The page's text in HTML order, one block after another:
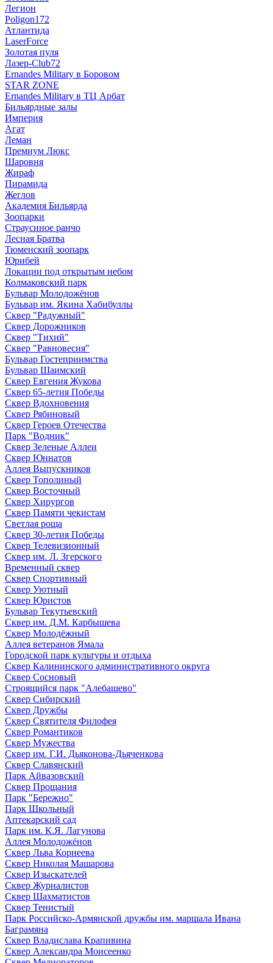
Легион
Poligon172
Атлантида
LaserForce
Золотая пуля
Лазер-Club72
Ernandes Military в Боровом
STAR ZONE
Ernandes Military в ТЦ Арбат
Бильярдные залы
Империя
Агат
Леман
Премиум Люкс
Шаровня
Жираф
Пирамида
Жеглов
Академия Бильярда
Зоопарки
Страусиное ранчо
Лесная Братва
Тюменский зоопарк
Юрибей
Локации под открытым небом
Колмаковский парк
Бульвар Молодожёнов
Бульвар им. Якина Хабибуллы
Сквер "Радужный"
Сквер Дорожников
Сквер "Тихий"
Cквер "Равновесия"
Бульвар Гостеприимства
Бульвар Шаимский
Сквер Евгения Жукова
Сквер 65-летия Победы
Сквер Вдохновения
Сквер Рябиновый
Сквер Героев Отечества
Парк "Водник"
Сквер Зеленые Аллеи
Сквер Юннатов
Аллея Выпускников
Сквер Тополиный
Сквер Восточный
Сквер Хирургов
Сквер Памяти чекистам
Светлая роща
Сквер 30-летия Победы
Сквер Телевизионный
Сквер им. Л. Згерского
Временный сквер
Сквер Спортивный
Сквер Уютный
Сквер Юристов
Бульвар Текутьевский
Сквер им. Д.М. Карбышева
Сквер Молодёжный
Аллея ветеранов Ямала
Городской парк культуры и отдыха
Сквер Калининского административного округа
Сквер Сосновый
Строящийся парк "Алебашево"
Сквер Сибирский
Сквер Дружбы
Сквер Святителя Филофея
Сквер Романтиков
Сквер Мужества
Сквер им. Г.И. Дьяконова-Дьяченкова
Сквер Славянский
Парк Айвазовский
Сквер Прощания
Парк "Бережно"
Парк Школьный
Аптекарский сад
Парк им. К.Я. Лагунова
Аллея Молодожёнов
Сквер Льва Корнеева
Сквер Николая Машарова
Сквер Изыскателей
Сквер Журналистов
Сквер Шахматистов
Сквер Тенистый
Парк Российско-Армянской дружбы им. маршала Ивана
Баграмяна
Сквер Владислава Крапивина
Сквер Александра Моисеенко